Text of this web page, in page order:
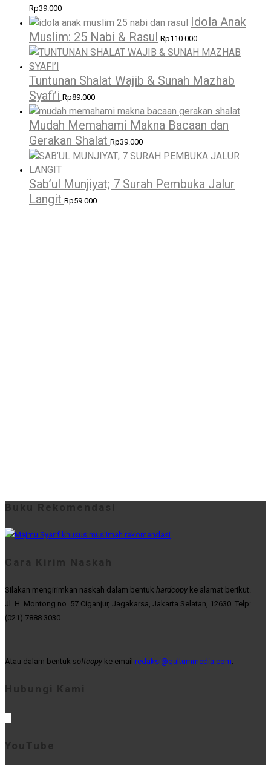
Rp39.000
Idola Anak
Muslim: 25 Nabi & Rasul Rp110.000
Tuntunan Shalat Wajib & Sunah Mazhab
Syafi’i Rp89.000
Mudah Memahami Makna Bacaan dan
Gerakan Shalat Rp39.000
Sab’ul Munjiyat; 7 Surah Pembuka Jalur
Langit Rp59.000
Buku Rekomendasi
Cara Kirim Naskah
Silakan mengirimkan naskah dalam bentuk hardcopy ke alamat berikut.
Jl. H. Montong no. 57 Ciganjur, Jagakarsa, Jakarta Selatan, 12630. Telp:
(021) 7888 3030
Atau dalam bentuk softcopy ke email redaksi@qultummedia.com.
Hubungi Kami
YouTube